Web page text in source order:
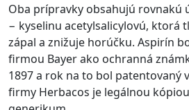
Oba prípravky obsahujú rovnakú
− kyselinu acetylsalicylovú, ktorá
zápal a znižuje horúčku. Aspirín
firmou Bayerako ochranná
1897 a rok na to bol patentovaný
firmy Herbacos je legálnou